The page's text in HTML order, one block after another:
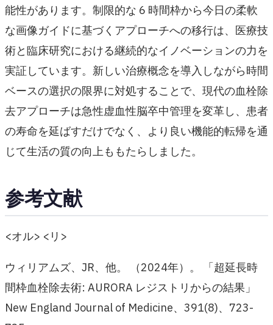
能性があります。制限的な 6 時間枠から今日の柔軟
な画像ガイドに基づくアプローチへの移行は、医療技
術と臨床研究における継続的なイノベーションの力を
実証しています。新しい治療概念を導入しながら時間
ベースの選択の限界に対処することで、現代の血栓除
去アプローチは急性虚血性脳卒中管理を変革し、患者
の寿命を延ばすだけでなく、より良い機能的転帰を通
じて生活の質の向上ももたらしました。
参考文献
<オル> <リ>
ウィリアムズ、JR、他。 （2024年）。 「超延長時
間枠血栓除去術: AURORA レジストリからの結果」
New England Journal of Medicine、391(8)、723-